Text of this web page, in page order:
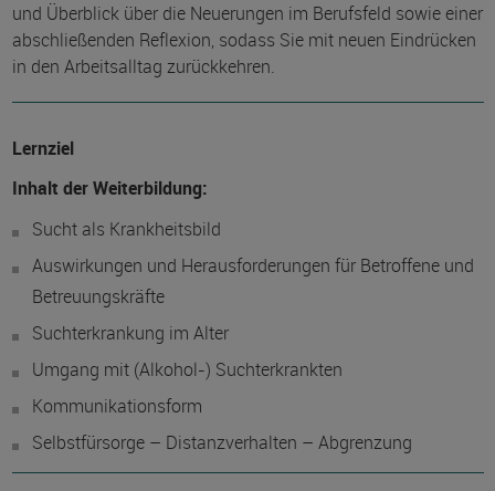
und Überblick über die Neuerungen im Berufsfeld sowie einer
abschließenden Reflexion, sodass Sie mit neuen Eindrücken
in den Arbeitsalltag zurückkehren.
Lernziel
Inhalt der Weiterbildung:
Sucht als Krankheitsbild
Auswirkungen und Herausforderungen für Betroffene und
Betreuungskräfte
Suchterkrankung im Alter
Umgang mit (Alkohol-) Suchterkrankten
Kommunikationsform
Selbstfürsorge – Distanzverhalten – Abgrenzung